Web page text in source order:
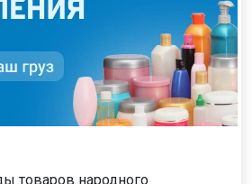
товаров народного